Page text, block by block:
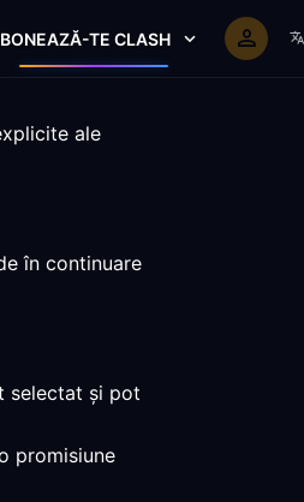
TE CLASH
ale
în continuare
selectat și pot
promisiune